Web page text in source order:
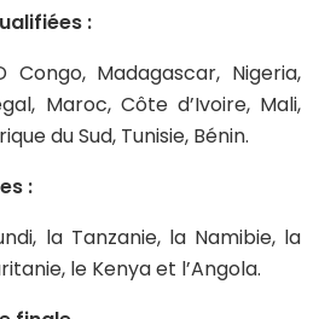
:
Congo, Madagascar, Nigeria,
Maroc, Côte d’Ivoire, Mali,
du Sud, Tunisie, Bénin.
:
la Tanzanie, la Namibie, la
le Kenya et l’Angola.